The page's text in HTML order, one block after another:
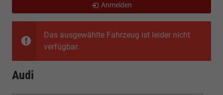
Das ausgewählte Fahrzeug ist leider nicht
verfügbar.
Audi
Anmelden